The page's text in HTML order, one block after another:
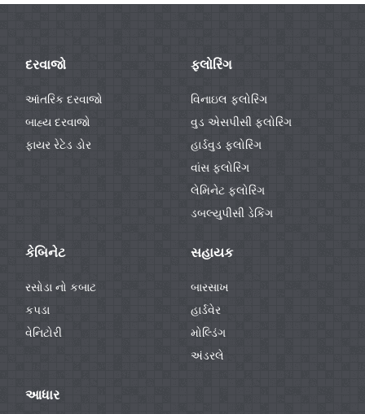
દરવાજો
આંતરિક દરવાજો
બાહ્ય દરવાજો
ફાયર રેટેડ ડોર
ફ્લોરિંગ
વિનાઇલ ફ્લોરિંગ
વુડ એસપીસી ફ્લોરિંગ
હાર્ડવુડ ફ્લોરિંગ
વાંસ ફ્લોરિંગ
લેમિનેટ ફ્લોરિંગ
ડબલ્યુપીસી ડેકિંગ
કેબિનેટ
રસોડા નો કબાટ
કપડા
વેનિટોરી
સહાયક
બારસાખ
હાર્ડવેર
મોલ્ડિંગ
અંડરલે
આધાર